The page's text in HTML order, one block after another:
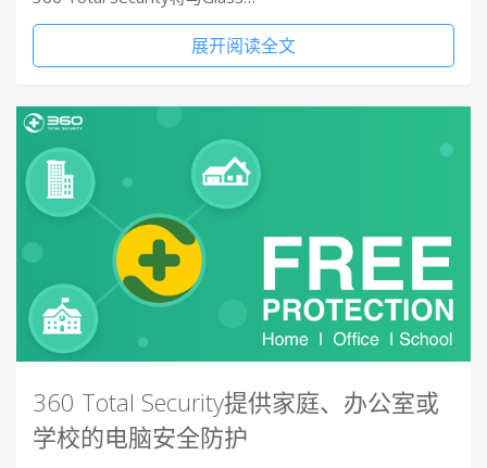
展开阅读全文
360 Total Security提供家庭、办公室或
学校的电脑安全防护